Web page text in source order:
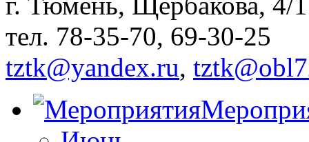
тел. 78-35-70, 69-30-25
tztk@yandex.ru,